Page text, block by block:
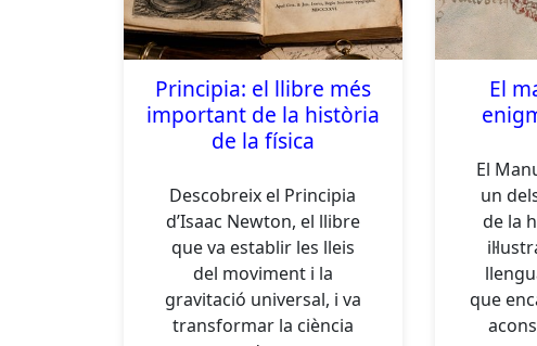
Principia: el llibre més
important de la història
de la física
Descobreix el Principia
d’Isaac Newton, el llibre
que va establir les lleis
del moviment i la
gravitació universal, i va
transformar la ciència
El
El
un
de la
que